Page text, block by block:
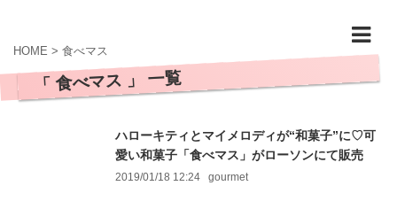
HOME > 食べマス
「 食べマス 」 一覧
ハローキティとマイメロディが“和菓子”に♡可
愛い和菓子「食べマス」がローソンにて販売
2019/01/18 12:24 gourmet